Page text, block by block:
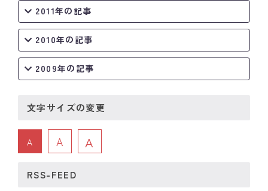
2011年の記事
2010年の記事
2009年の記事
文字サイズの変更
A A A
RSS-FEED